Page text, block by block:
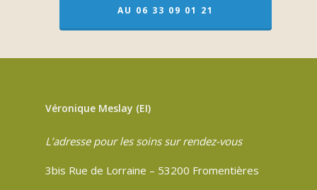
AU 06 33 09 01 21
Véronique Meslay (EI)
L’adresse pour les soins sur rendez-vous
3bis Rue de Lorraine – 53200 Fromentières